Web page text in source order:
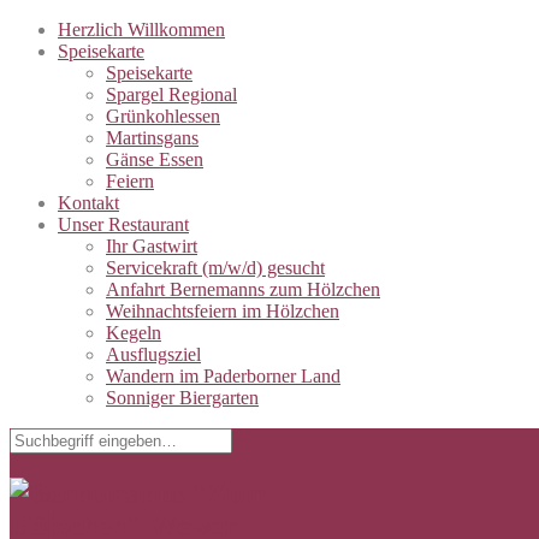
Herzlich Willkommen
Speisekarte
Speisekarte
Spargel Regional
Grünkohlessen
Martinsgans
Gänse Essen
Feiern
Kontakt
Unser Restaurant
Ihr Gastwirt
Servicekraft (m/w/d) gesucht
Anfahrt Bernemanns zum Hölzchen
Weihnachtsfeiern im Hölzchen
Kegeln
Ausflugsziel
Wandern im Paderborner Land
Sonniger Biergarten